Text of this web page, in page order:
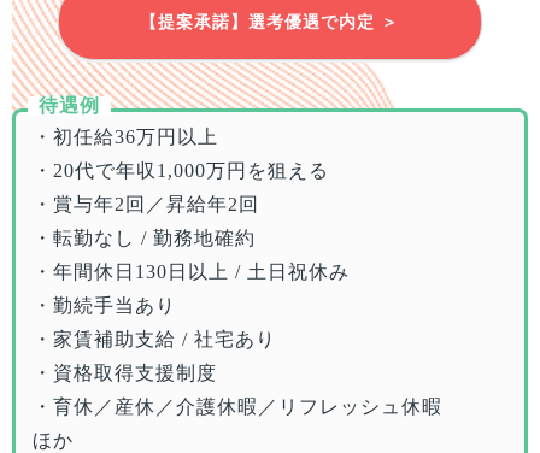
【提案承諾】選考優遇で内定 ＞
待遇例
・初任給36万円以上
・20代で年収1,000万円を狙える
・賞与年2回／昇給年2回
・転勤なし / 勤務地確約
・年間休日130日以上 / 土日祝休み
・勤続手当あり
・家賃補助支給 / 社宅あり
・資格取得支援制度
・育休／産休／介護休暇／リフレッシュ休暇
ほか